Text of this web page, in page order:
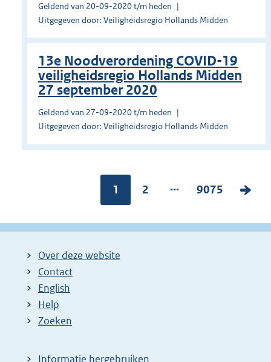
Geldend van 20-09-2020 t/m heden
Uitgegeven door: Veiligheidsregio Hollands Midden
13e Noodverordening COVID-19
veiligheidsregio Hollands Midden
27 september 2020
Geldend van 27-09-2020 t/m heden
Uitgegeven door: Veiligheidsregio Hollands Midden
Pagina:
1
P
g
2 ...
P
g
9075
V
l
Over deze website
Contact
English
Help
Zoeken
Informatie hergebruiken